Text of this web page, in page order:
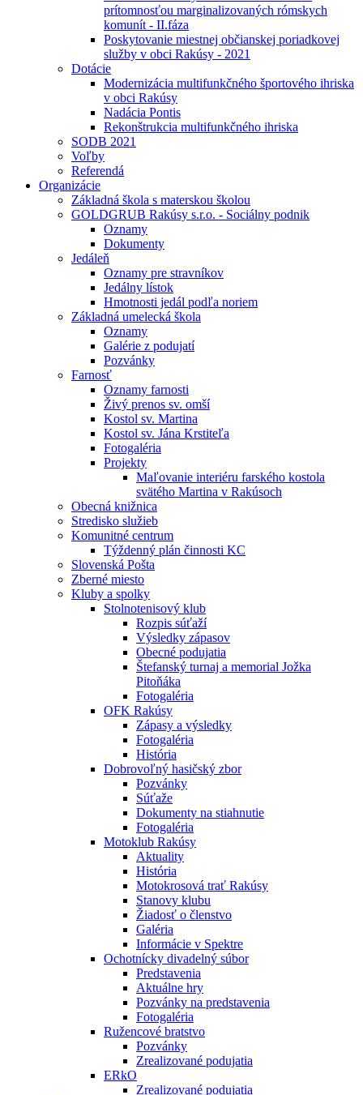
prítomnosťou marginalizovaných rómskych
komunít - II.fáza
Poskytovanie miestnej občianskej poriadkovej
služby v obci Rakúsy - 2021
Dotácie
Modernizácia multifunkčného športového ihriska
v obci Rakúsy
Nadácia Pontis
Rekonštrukcia multifunkčného ihriska
SODB 2021
Voľby
Referendá
Organizácie
Základná škola s materskou školou
GOLDGRUB Rakúsy s.r.o. - Sociálny podnik
Oznamy
Dokumenty
Jedáleň
Oznamy pre stravníkov
Jedálny lístok
Hmotnosti jedál podľa noriem
Základná umelecká škola
Oznamy
Galérie z podujatí
Pozvánky
Farnosť
Oznamy farnosti
Živý prenos sv. omší
Kostol sv. Martina
Kostol sv. Jána Krstiteľa
Fotogaléria
Projekty
Maľovanie interiéru farského kostola
svätého Martina v Rakúsoch
Obecná knižnica
Stredisko služieb
Komunitné centrum
Týždenný plán činnosti KC
Slovenská Pošta
Zberné miesto
Kluby a spolky
Stolnotenisový klub
Rozpis súťaží
Výsledky zápasov
Obecné podujatia
Štefanský turnaj a memorial Jožka
Pitoňáka
Fotogaléria
OFK Rakúsy
Zápasy a výsledky
Fotogaléria
História
Dobrovoľný hasičský zbor
Pozvánky
Súťaže
Dokumenty na stiahnutie
Fotogaléria
Motoklub Rakúsy
Aktuality
História
Motokrosová trať Rakúsy
Stanovy klubu
Žiadosť o členstvo
Galéria
Informácie v Spektre
Ochotnícky divadelný súbor
Predstavenia
Aktuálne hry
Pozvánky na predstavenia
Fotogaléria
Ružencové bratstvo
Pozvánky
Zrealizované podujatia
ERkO
Zrealizované podujatia